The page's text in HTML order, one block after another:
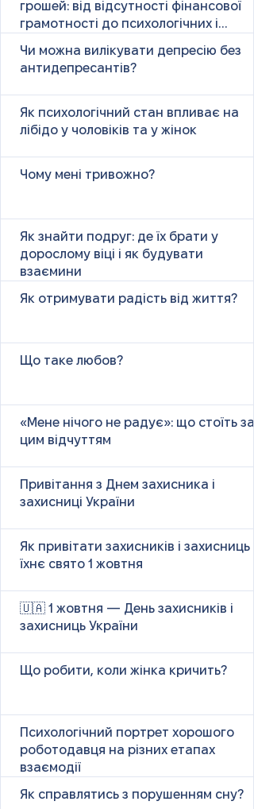
грошей: від відсутності фінансової
грамотності до психологічних і
Чи можна вилікувати депресію без
антидепресантів?
Як психологічний стан впливає на
лібідо у чоловіків та у жінок
Чому мені тривожно?
Як знайти подруг: де їх брати у
дорослому віці і як будувати
взаємини
Як отримувати радість від життя?
Що таке любов?
«Мене нічого не радує»: що стоїть за
цим відчуттям
Привітання з Днем захисника і
захисниці України
Як привітати захисників і захисниць у
їхнє свято 1 жовтня
🇺🇦 1 жовтня — День захисників і
захисниць України
Що робити, коли жінка кричить?
Психологічний портрет хорошого
роботодавця на різних етапах
взаємодії
Як справлятись з порушенням сну?